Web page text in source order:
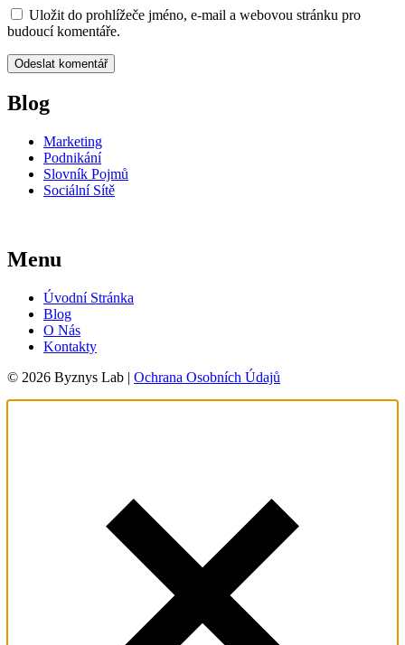
Uložit do prohlížeče jméno, e-mail a webovou stránku pro
budoucí komentáře.
Blog
Marketing
Podnikání
Slovník Pojmů
Sociální Sítě
Menu
Úvodní Stránka
Blog
O Nás
Kontakty
© 2026 Byznys Lab | Ochrana Osobních Údajů